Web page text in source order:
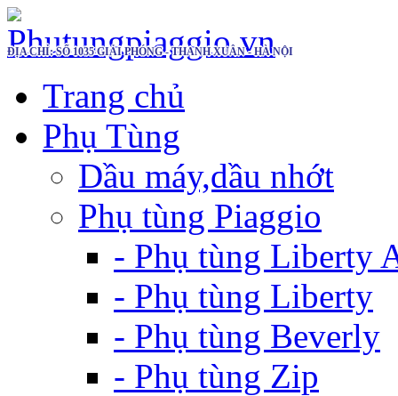
ĐỊA CHỈ: SỐ 1035 GIẢI PHÓNG - THANH XUÂN - HÀ NỘI
Trang chủ
Phụ Tùng
Dầu máy,dầu nhớt
Phụ tùng Piaggio
- Phụ tùng Liberty
- Phụ tùng Liberty
- Phụ tùng Beverly
- Phụ tùng Zip